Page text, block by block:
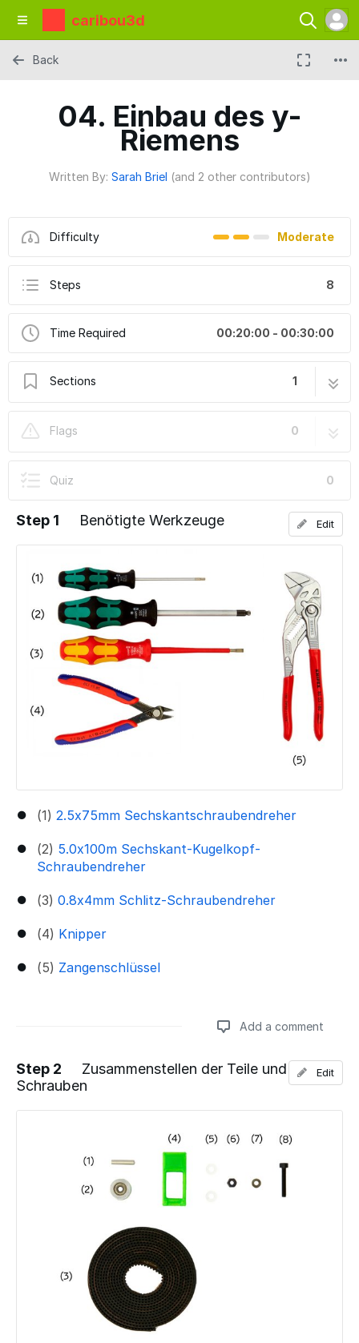
caribou3d
04. Einbau des y-
Riemens
Written By: Sarah Briel (and 2 other contributors)
Difficulty Moderate
Steps 8
Time Required 00:20:00 - 00:30:00
Sections 1
Flags
0
Quiz 0
Back
Step 1 Benötigte Werkzeuge
(1) 2.5x75mm Sechskantschraubendreher
(2) 5.0x100m Sechskant-Kugelkopf-
Schraubendreher
(3) 0.8x4mm Schlitz-Schraubendreher
(4) Knipper
(5) Zangenschlüssel
Edit
Add a comment
Step 2
Zusammenstellen der Teile und
Schrauben
Edit